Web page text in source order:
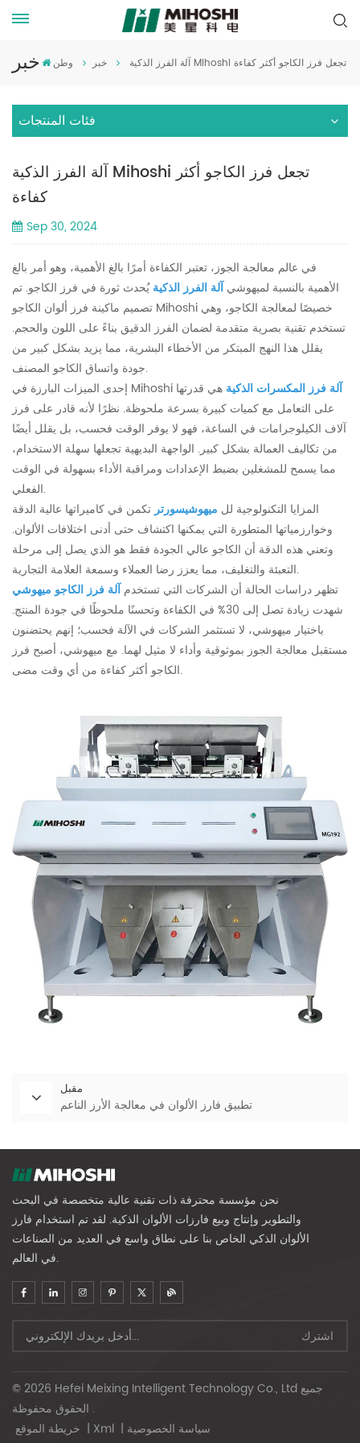
خبر وطن خبر آلة الفرز الذكية Mihoshi تجعل فرز الكاجو أكثر كفاءة
فئات المنتجات
آلة الفرز الذكية Mihoshi تجعل فرز الكاجو أكثر
كفاءة
Sep 30, 2024
في عالم معالجة الجوز، تعتبر الكفاءة أمرًا بالغ الأهمية، وهو أمر بالغ
الأهمية بالنسبة لميهوشيآلة الفرز الذكيةيُحدث ثورة في فرز الكاجو. تم
تصميم ماكينة فرز ألوان الكاجو Mihoshi خصيصًا لمعالجة الكاجو، وهي
تستخدم تقنية بصرية متقدمة لضمان الفرز الدقيق بناءً على اللون والحجم.
يقلل هذا النهج المبتكر من الأخطاء البشرية، مما يزيد بشكل كبير من
جودة واتساق الكاجو المصنف.
إحدى الميزات البارزة في Mihoshi
آلة فرز المكسرات الذكية هي قدرتها
على التعامل مع كميات كبيرة بسرعة ملحوظة. نظرًا لأنه قادر على فرز
آلاف الكيلوجرامات في الساعة، فهو لا يوفر الوقت فحسب، بل يقلل أيضًا
من تكاليف العمالة بشكل كبير. الواجهة البديهية تجعلها سهلة الاستخدام،
مما يسمح للمشغلين بضبط الإعدادات ومراقبة الأداء بسهولة في الوقت
الفعلي.
المزايا التكنولوجية لل ميهوشيسورترتكمن في كاميراتها عالية الدقة
وخوارزمياتها المتطورة التي يمكنها اكتشاف حتى أدنى اختلافات الألوان.
وتعني هذه الدقة أن الكاجو عالي الجودة فقط هو الذي يصل إلى مرحلة
التعبئة والتغليف، مما يعزز رضا العملاء وسمعة العلامة التجارية.
تظهر دراسات الحالة أن الشركات التي تستخدمآلة فرز الكاجو ميهوشي
شهدت زيادة تصل إلى 30% في الكفاءة وتحسنًا ملحوظًا في جودة المنتج.
باختيار ميهوشي، لا تستثمر الشركات في الآلة فحسب؛ إنهم يحتضنون
مستقبل معالجة الجوز بموثوقية وأداء لا مثيل لهما. مع ميهوشي، أصبح فرز
الكاجو أكثر كفاءة من أي وقت مضى.
مقبل
تطبيق فارز الألوان في معالجة الأرز الناعم
نحن مؤسسة محترفة ذات تقنية عالية متخصصة في البحث
والتطوير وإنتاج وبيع فارزات الألوان الذكية. لقد تم استخدام فارز
الألوان الذكي الخاص بنا على نطاق واسع في العديد من الصناعات
في العالم.
© 2026 Hefei Meixing Intelligent Technology Co., Ltd جميع
الحقوق محفوظة .
| Xml | سياسة الخصوصية